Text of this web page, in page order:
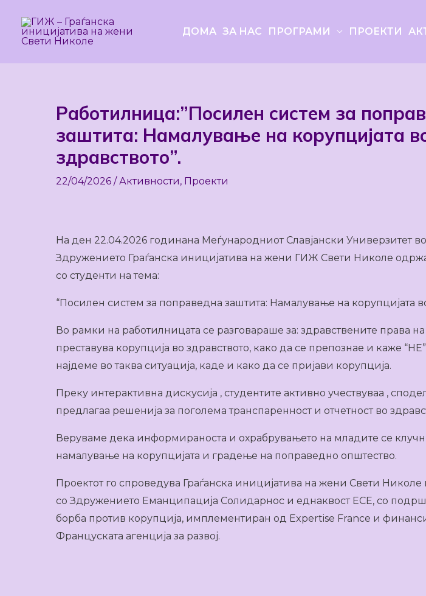
content
ДОМА ЗА НАС ПРОГРАМИ ПРОЕКТИ
Работилница:”Посилен систем за
заштита: Намалување на корупцијата
здравството”.
22/04/2026 /Активности, Проекти
На ден 22.04.2026 годинана Меѓународниот Славјански Универзитет
Здружението Граѓанска иницијатива на жени ГИЖ Свети Николе
со студенти на тема:
“Посилен систем за поправедна заштита: Намалување на корупцијата
Во рамки на работилницата се разговараше за: здравствените права на
преставува корупција во здравството, како да се препознае и каже
најдеме во таква ситуација, каде и како да се пријави корупција.
Преку интерактивна дискусија , студентите активно учествуваа ,
предлагаа решенија за поголема транспаренност и отчетност во
Веруваме дека информираноста и охрабрувањето на младите се
намалување на корупцијата и градење на поправедно општество.
Проектот го спроведува Граѓанска иницијатива на жени Свети Николе
со Здружението Еманципација Солидарнос и еднаквост ЕСЕ, со
борба против корупција, имплементиран од Expertise France и
Француската агенција за развој.
Post